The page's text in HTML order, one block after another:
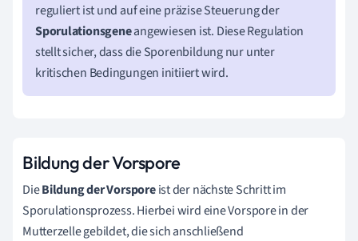
reguliert ist und auf eine präzise Steuerung der
Sporulationsgeneangewiesen ist. Diese Regulation
stellt sicher, dass die Sporenbildung nur unter
kritischen Bedingungen initiiert wird.
Bildung der Vorspore
DieBildung der Vorsporeist der nächste Schritt im
Sporulationsprozess. Hierbei wird eine Vorspore in der
Mutterzelle gebildet, die sich anschließend